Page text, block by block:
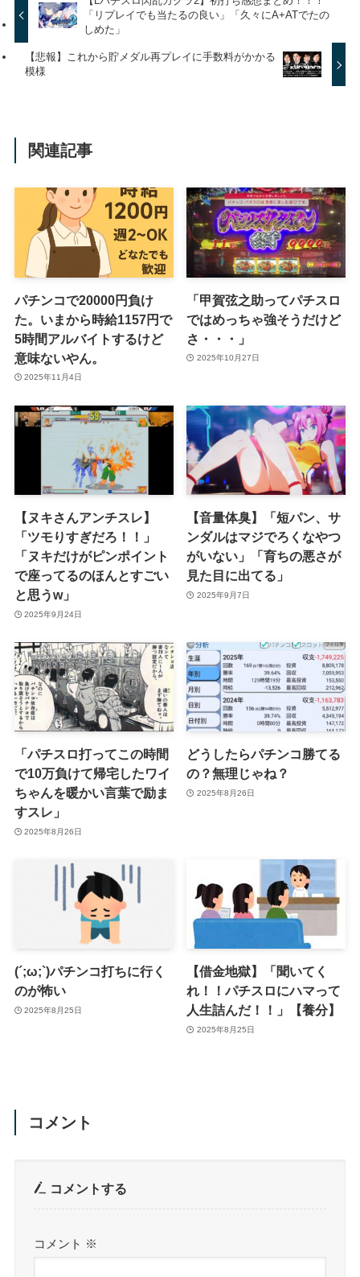
「リプレイでも当たるの良い」「久々にA+ATでたの
しめた」
【悲報】これから貯メダル再プレイに手数料がかかる
模様
関連記事
パチンコで20000円負け
た。いまから時給1157円で
5時間アルバイトするけど
意味ないやん。
2025年11月4日
「甲賀弦之助ってパチスロ
ではめっちゃ強そうだけど
さ・・・」
2025年10月27日
【ヌキさんアンチスレ】
「ツモりすぎだろ！！」
「ヌキだけがピンポイント
で座ってるのほんとすごい
と思うw」
2025年9月24日
【音量体臭】「短パン、サ
ンダルはマジでろくなやつ
がいない」「育ちの悪さが
見た目に出てる」
2025年9月7日
「パチスロ打ってこの時間
で10万負けて帰宅したワイ
ちゃんを暖かい言葉で励ま
すスレ」
2025年8月26日
どうしたらパチンコ勝てる
の？無理じゃね？
2025年8月26日
(´;ω;`)パチンコ打ちに行く
のが怖い
2025年8月25日
【借金地獄】「聞いてく
れ！！パチスロにハマって
人生詰んだ！！」【養分】
2025年8月25日
コメント
コメントする
コメント ※